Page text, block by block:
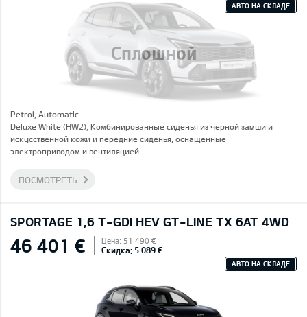
Сплошной
АВТО НА СКЛАДЕ
Petrol, Automatic
Deluxe White (HW2), Комбинированные сиденья из черной замши и
искусственной кожи и передние сиденья, оснащенные
электроприводом и вентиляцией.
ПОСМОТРЕТЬ
SPORTAGE 1,6 T-GDI HEV GT-LINE TX 6AT 4WD
46 401 € Цена: 51 490 €
Скидка: 5 089 €
АВТО НА СКЛАДЕ